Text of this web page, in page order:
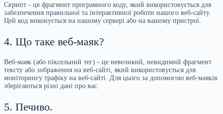
Скрипт - це фрагмент програмного коду, який використовується для
забезпечення правильної та інтерактивної роботи нашого веб-сайту.
Цей код виконується на нашому сервері або на вашому пристрої.
4. Що таке веб-маяк?
Веб-маяк (або піксельний тег) - це невеликий, невидимий фрагмент
тексту або зображення на веб-сайті, який використовується для
моніторингу трафіку на веб-сайті. Для цього за допомогою веб-маяків
зберігаються різні дані про вас.
5. Печиво.